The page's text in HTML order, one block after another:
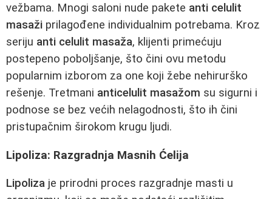
vežbama. Mnogi saloni nude pakete anti celulit
masaži prilagođene individualnim potrebama. Kroz
seriju anti celulit masaža, klijenti primećuju
postepeno poboljšanje, što čini ovu metodu
popularnim izborom za one koji žebe nehirurško
rešenje. Tretmani anticelulit masažom su sigurni i
podnose se bez većih nelagodnosti, što ih čini
pristupačnim širokom krugu ljudi.
Lipoliza: Razgradnja Masnih Ćelija
Lipoliza je prirodni proces razgradnje masti u